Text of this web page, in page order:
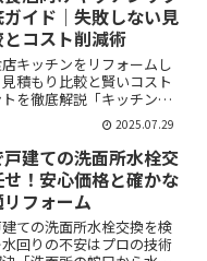
リフォーム...
イド｜失敗しない見
コスト削減術
キッチンをリフォームし
積もり比較と賢いコスト
を徹底解説「キッチンの
くしたい」「厨房の老朽化
「でも、キッチンリフォー
い費用がかかるの？」
積もりの比較...
2025.07.29
建ての洗面所水栓交
！安心価格と確かな
フォーム
ての洗面所水栓交換を検
回りの不安はプロの技術